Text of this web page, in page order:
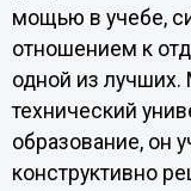
мощью в учебе,
отношением к
одной из лучших.
технический
образование, он
конструктивно